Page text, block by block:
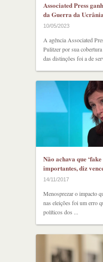
Associated Press
da Guerra da Ucrânia
10/05/2023
A agência Associated
Pulitzer por sua
das distinções foi a de
Não achava que
importantes, diz
14/11/2017
Menosprezar o impacto
nas eleições foi um erro
políticos dos ...